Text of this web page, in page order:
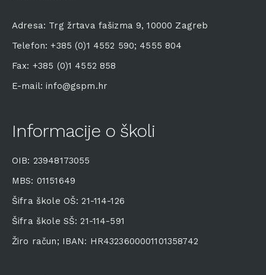
Adresa: Trg žrtava fašizma 9, 10000 Zagreb
Telefon: +385 (0)1 4552 590; 4555 804
Fax: +385 (0)1 4552 858
E-mail: info@gspm.hr
Informacije o školi
OIB: 23948173055
MBS: 01151649
Šifra škole OŠ: 21-114-126
Šifra škole SŠ: 21-114-591
Žiro račun; IBAN: HR4323600001101358742